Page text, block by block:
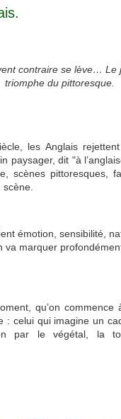
contraire se lève… Le
triomphe du pittoresque.
les Anglais
paysager, dit "à
scènes pittoresques,
émotion, sensibilité,
va marquer
qu’on
: celui qui imagine un
par le végétal, la